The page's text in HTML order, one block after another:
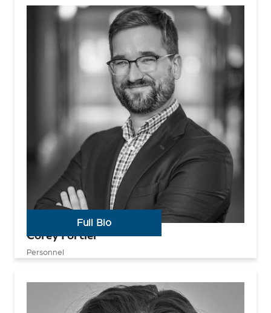
Corey Fortier
Personnel
Full Bio